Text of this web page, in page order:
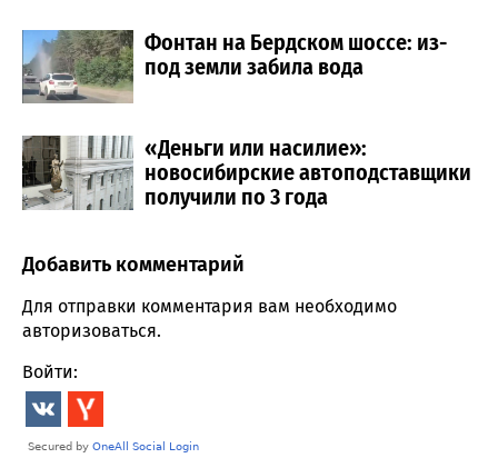
Фонтан на Бердском шоссе: из-
под земли забила вода
«Деньги или насилие»:
новосибирские автоподставщики
получили по 3 года
Comment section
Добавить комментарий
Для отправки комментария вам необходимо
авторизоваться.
Войти: